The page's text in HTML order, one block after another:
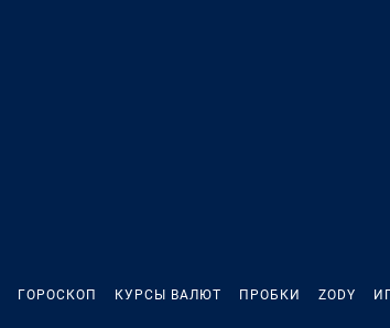
ГОРОСКОП КУРСЫ ВАЛЮТ ПРОБКИ ZODY